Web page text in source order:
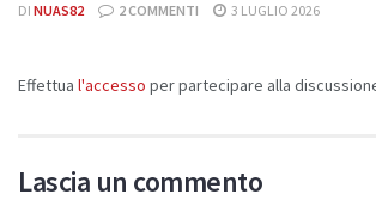
DI NUAS82 2 COMMENTI 3 LUGLIO 2026
Effettua l'accesso per partecipare alla
Lascia un commento